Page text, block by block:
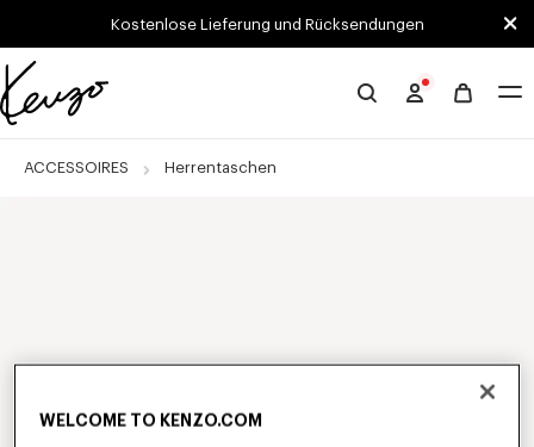
Skip to main content
Skip to footer contentKostenlose Lieferung und Rücksendungen
Offizielle
Website
ACCESSOIRES Herrentaschen
WELCOME TO KENZO.COM